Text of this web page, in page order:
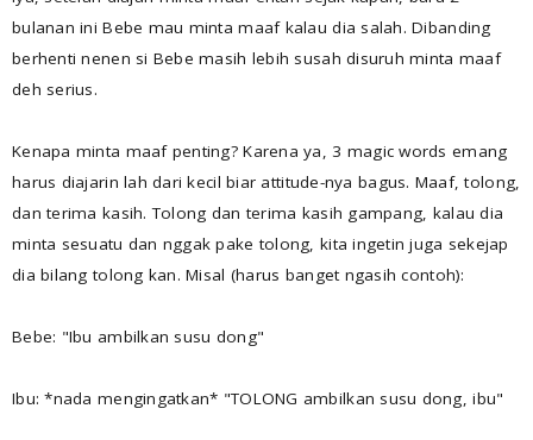
bulanan ini Bebe mau minta maaf kalau dia salah. Dibanding
berhenti nenen si Bebe masih lebih susah disuruh minta maaf
deh serius.
Kenapa minta maaf penting? Karena ya, 3 magic words emang
harus diajarin lah dari kecil biar attitude-nya bagus. Maaf, tolong,
dan terima kasih. Tolong dan terima kasih gampang, kalau dia
minta sesuatu dan nggak pake tolong, kita ingetin juga sekejap
dia bilang tolong kan. Misal (harus banget ngasih contoh):
Bebe: "Ibu ambilkan susu dong"
Ibu: *nada mengingatkan* "TOLONG ambilkan susu dong, ibu"